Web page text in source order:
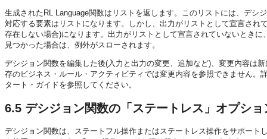
生成されたRL Language関数はリストを返します。このリストには、デ
対応する要素はリストになります。しかし、出力がリストとして宣言さ
存在しない場合)になります。出力がリストとして宣言されていないとき
見つかった場合は、例外がスローされます。
デシジョン関数を編集した後(入力と出力の変更、追加など)、変更内容は
存のビジネス・ルール・アクティビティでは変更内容を参照できません。
タート・ガイドを参照してください。
6.5 デシジョン関数の「ステートレス」オプシ
デシジョン関数は、ステートフル操作またはステートレス操作をサポート